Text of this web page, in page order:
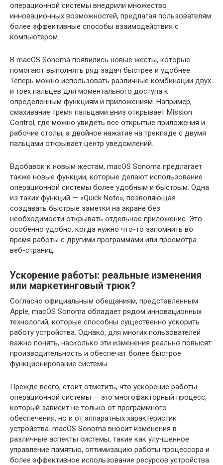
операционной системы внедрили множество
инновационных возможностей, предлагая пользователям
более эффективные способы взаимодействия с
компьютером.
В macOS Sonoma появились новые жесты, которые
помогают выполнять ряд задач быстрее и удобнее.
Теперь можно использовать различные комбинации двух
и трех пальцев для моментального доступа к
определенным функциям и приложениям. Например,
смахивание тремя пальцами вниз открывает Mission
Control, где можно увидеть все открытые приложения и
рабочие столы, а двойное нажатие на трекпаде с двумя
пальцами открывает центр уведомлений.
Вдобавок к новым жестам, macOS Sonoma предлагает
также новые функции, которые делают использование
операционной системы более удобным и быстрым. Одна
из таких функций — «Quick Note», позволяющая
создавать быстрые заметки на экране без
необходимости открывать отдельное приложение. Это
особенно удобно, когда нужно что-то запомнить во
время работы с другими программами или просмотра
веб-страниц.
Ускорение работы: реальные изменения
или маркетинговый трюк?
Согласно официальным обещаниям, представленным
Apple, macOS Sonoma обладает рядом инновационных
технологий, которые способны существенно ускорить
работу устройства. Однако, для многих пользователей
важно понять, насколько эти изменения реально повысят
производительность и обеспечат более быстрое
функционирование системы.
Прежде всего, стоит отметить, что ускорение работы
операционной системы — это многофакторный процесс,
который зависит не только от программного
обеспечения, но и от аппаратных характеристик
устройства. macOS Sonoma вносит изменения в
различные аспекты системы, такие как улучшенное
управление памятью, оптимизацию работы процессора и
более эффективное использование ресурсов устройства.